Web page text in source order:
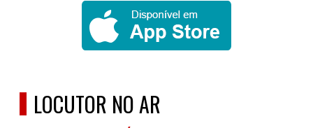
LOCUTOR NO AR